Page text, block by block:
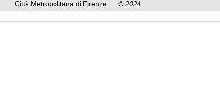
Città Metropolitana di Firenze © 2024